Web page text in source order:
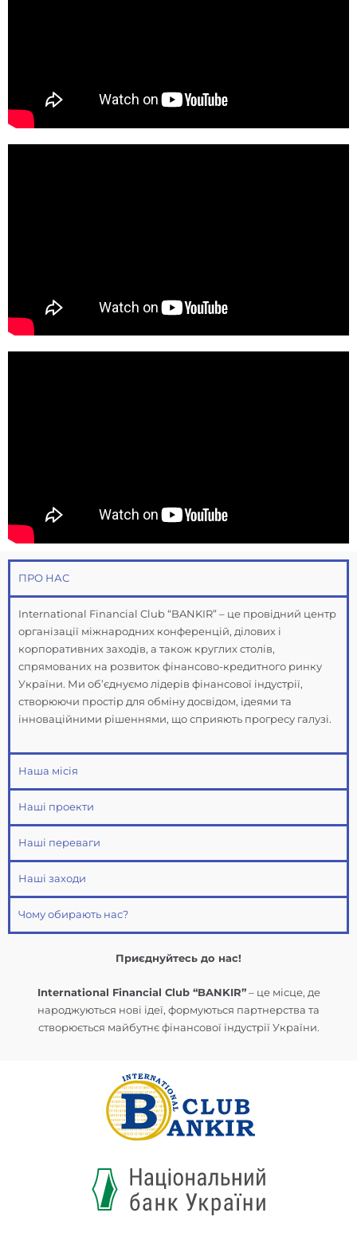
ПРО НАС
International Financial Club “BANKIR” – це провідний центр
організації міжнародних конференцій, ділових і
корпоративних заходів, а також круглих столів,
спрямованих на розвиток фінансово-кредитного ринку
України. Ми об’єднуємо лідерів фінансової індустрії,
створюючи простір для обміну досвідом, ідеями та
інноваційними рішеннями, що сприяють прогресу галузі.
Наша місія
Наші проекти
Наші переваги
Наші заходи
Чому обирають нас?
Приєднуйтесь до нас!
International Financial Club “BANKIR”– це місце, де
народжуються нові ідеї, формуються партнерства та
створюється майбутнє фінансової індустрії України.